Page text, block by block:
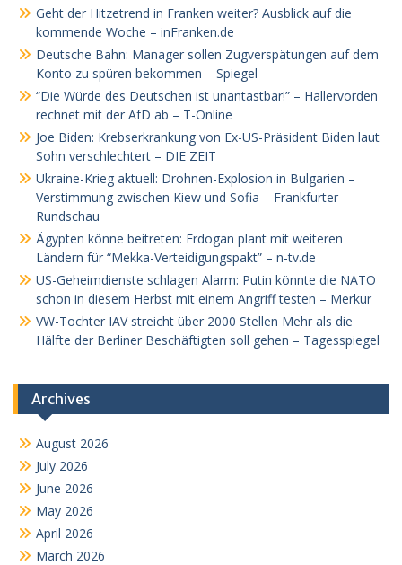
Geht der Hitzetrend in Franken weiter? Ausblick auf die
kommende Woche – inFranken.de
Deutsche Bahn: Manager sollen Zugverspätungen auf dem
Konto zu spüren bekommen – Spiegel
“Die Würde des Deutschen ist unantastbar!” – Hallervorden
rechnet mit der AfD ab – T-Online
Joe Biden: Krebserkrankung von Ex-US-Präsident Biden laut
Sohn verschlechtert – DIE ZEIT
Ukraine-Krieg aktuell: Drohnen-Explosion in Bulgarien –
Verstimmung zwischen Kiew und Sofia – Frankfurter
Rundschau
Ägypten könne beitreten: Erdogan plant mit weiteren
Ländern für “Mekka-Verteidigungspakt” – n-tv.de
US-Geheimdienste schlagen Alarm: Putin könnte die NATO
schon in diesem Herbst mit einem Angriff testen – Merkur
VW-Tochter IAV streicht über 2000 Stellen Mehr als die
Hälfte der Berliner Beschäftigten soll gehen – Tagesspiegel
Archives
August 2026
July 2026
June 2026
May 2026
April 2026
March 2026